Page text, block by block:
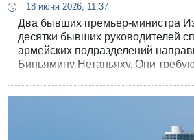
18 июня 2026, 11:37
Два бывших премьер-министра
десятки бывших руководителей
армейских подразделений
Биньямину Нетаньяху. Они